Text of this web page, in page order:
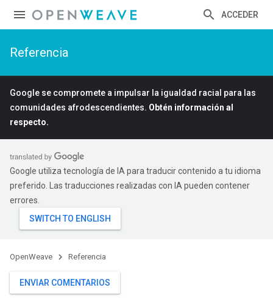
ACCEDER
Referencia
Google se compromete a impulsar la igualdad racial para las
comunidades afrodescendientes. Obtén información al
respecto.
Google utiliza tecnología de IA para traducir contenido a tu idioma
preferido. Las traducciones realizadas con IA pueden contener
errores.
OpenWeave Referencia
ENVIAR COMENTARIOS